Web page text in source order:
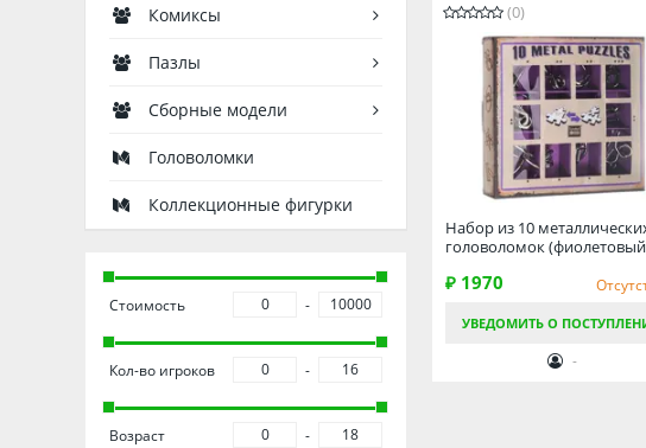
(0)
Набор из 10
головоломок
₽ 1970
УВЕДОМИТЬ О
-
Комиксы
Пазлы
Сборные модели
Головоломки
Коллекционные фигурки
Стоимость
Кол-во игроков
Возраст